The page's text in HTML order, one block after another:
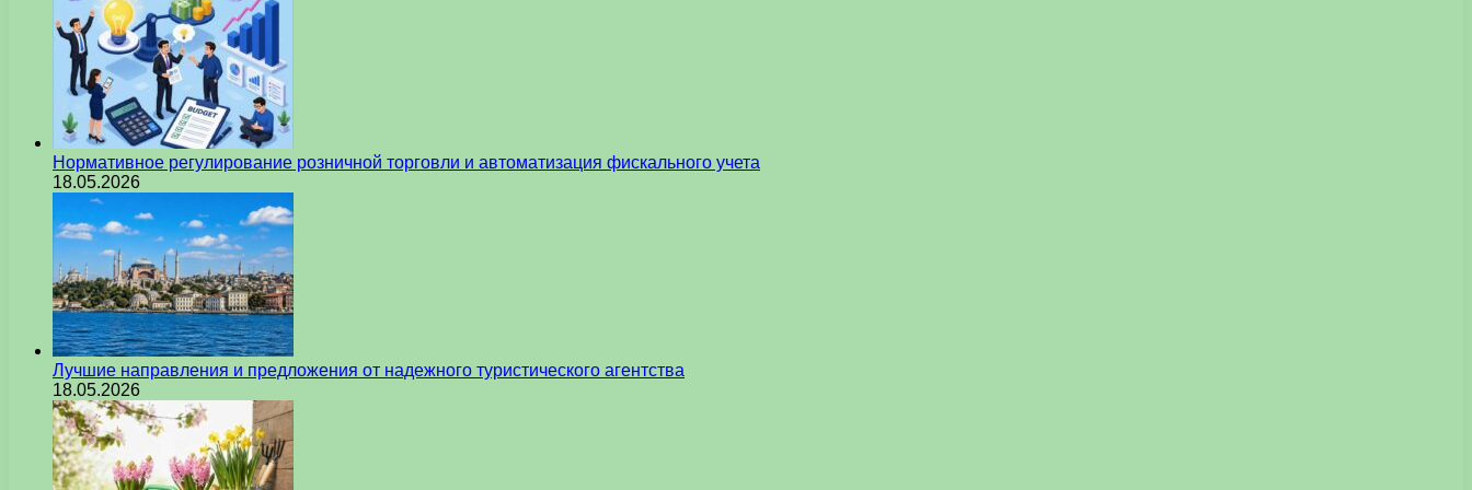
Нормативное регулирование розничной торговли и автоматизация фискального учета
18.05.2026
Лучшие направления и предложения от надежного туристического агентства
18.05.2026